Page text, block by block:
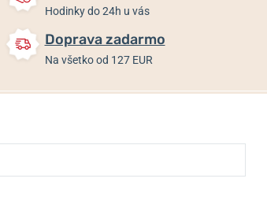
Hodinky do 24h u vás
Doprava zadarmo
Na všetko od 127 EUR